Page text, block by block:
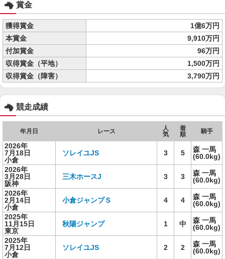
賞金
獲得賞金
1億6万円
本賞金
9,910万円
付加賞金
96万円
収得賞金（平地）
1,500万円
収得賞金（障害）
3,790万円
競走成績
年月日 レース
人
気
着
順
騎手
2026年
7月18日
小倉
ソレイユJS 3 5
森 一馬
(60.0kg)
2026年
3月28日
阪神
三木ホースJ 3 3
森 一馬
(60.0kg)
2026年
2月14日
小倉
小倉ジャンプＳ 4 4
森 一馬
(60.0kg)
2025年
11月15日
東京
秋陽ジャンプ 1 中
森 一馬
(60.0kg)
2025年
7月12日
小倉
ソレイユJS 2 2
森 一馬
(60.0kg)